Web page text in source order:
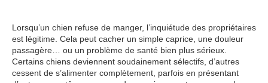
Lorsqu’un chien refuse de manger, l’inquiétude des propriétaires
est légitime. Cela peut cacher un simple caprice, une douleur
passagère… ou un problème de santé bien plus sérieux.
Certains chiens deviennent soudainement sélectifs, d’autres
cessent de s’alimenter complètement, parfois en présentant